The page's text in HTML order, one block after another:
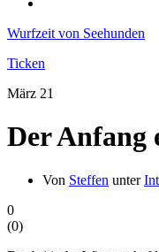
Wurfzeit von Seehunden
Ticken
März 21
Der Anfang
Von Steffen unter
0
(0)